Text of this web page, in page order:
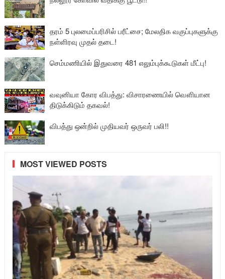
தரம் 5 புலமைப்பரிசில் பரீட்சை; மேலதிக வகுப்புகளுக்கு
நள்ளிரவு முதல் தடை!
செம்மணியில் இதுவரை 481 எலும்புக்கூடுகள் மீட்பு!
வவுனியா கோர விபத்து: விசாரணையில் வௌியான
திடுக்கிடும் தகவல்!
விபத்து ஒன்றில் முதியவர் ஒருவர் பலி!!
MOST VIEWED POSTS